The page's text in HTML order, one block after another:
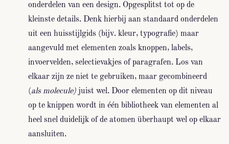
onderdelen van een design. Opgesplitst tot op de
kleinste details. Denk hierbij aan standaard onderdelen
uit een huisstijlgids (bijv. kleur, typografie) maar
aangevuld met elementen zoals knoppen, labels,
invoervelden, selectievakjes of paragrafen. Los van
elkaar zijn ze niet te gebruiken, maar gecombineerd
(als molecule) juist wel. Door elementen op dit niveau
op te knippen wordt in één bibliotheek van elementen al
heel snel duidelijk of de atomen überhaupt wel op elkaar
aansluiten.